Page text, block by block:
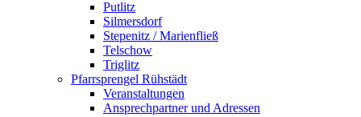
Putlitz
Silmersdorf
Stepenitz / Marienfließ
Telschow
Triglitz
Pfarrsprengel Rühstädt
Veranstaltungen
Ansprechpartner und Adressen